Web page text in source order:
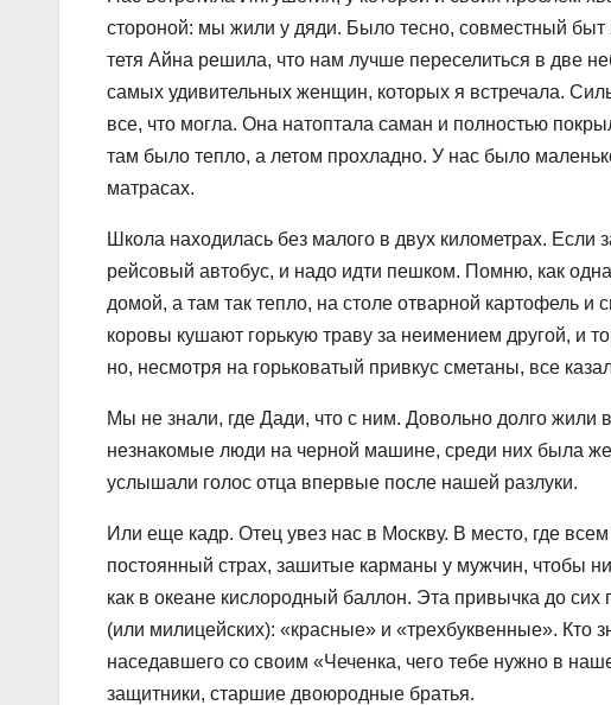
стороной: мы жили у дяди. Было тесно, совместный быт
тетя Айна решила, что нам лучше переселиться в две
самых удивительных женщин, которых я встречала.
все, что могла. Она натоптала саман и полностью
там было тепло, а летом прохладно. У нас было
матрасах.
Школа находилась без малого в двух километрах. Если
рейсовый автобус, и надо идти пешком. Помню, как
домой, а там так тепло, на столе отварной картофель и
коровы кушают горькую траву за неимением другой, и
но, несмотря на горьковатый привкус сметаны, все
Мы не знали, где Дади, что с ним. Довольно долго жили
незнакомые люди на черной машине, среди них была
услышали голос отца впервые после нашей разлуки.
Или еще кадр. Отец увез нас в Москву. В место, где
постоянный страх, зашитые карманы у мужчин, чтобы
как в океане кислородный баллон. Эта привычка до
(или милицейских): «красные» и «трехбуквенные». Кто
наседавшего со своим «Чеченка, чего тебе нужно в
защитники, старшие двоюродные братья.